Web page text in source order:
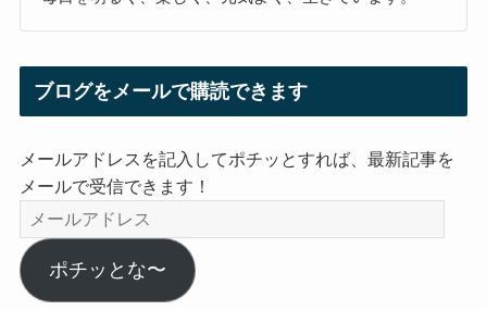
ブログをメールで購読できます
メールアドレスを記入してポチッとすれば、最新記事を
メールで受信できます！
メ
ー
ル
ア
ポチッとな〜